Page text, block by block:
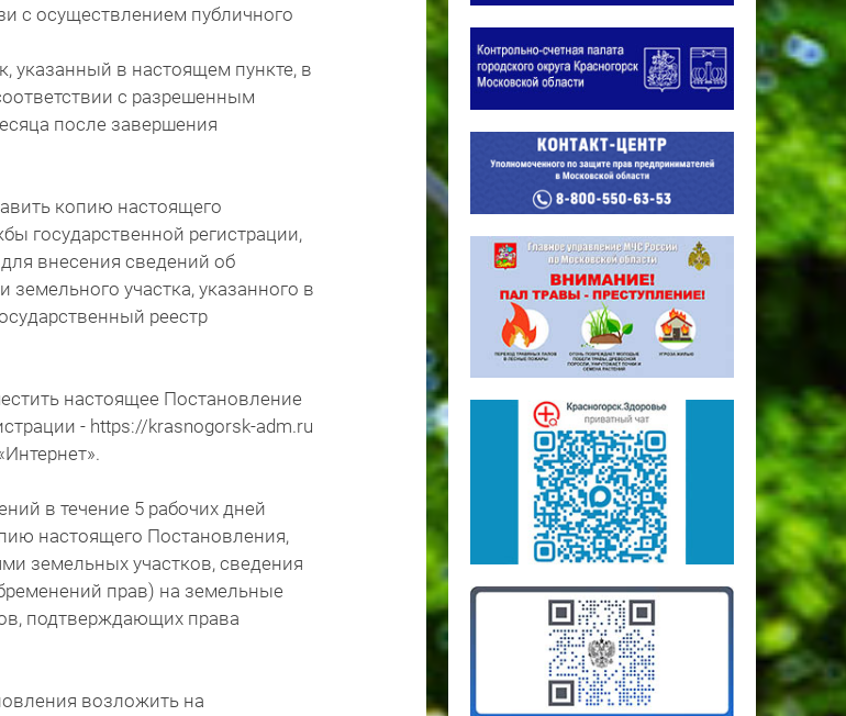
с осуществлением публичного
указанный в настоящем пункте, в
с разрешенным
после завершения
копию настоящего
государственной регистрации,
внесения сведений об
участка, указанного в
реестр
настоящее Постановление
- https://krasnogorsk-adm.ru
в течение 5 рабочих дней
настоящего Постановления,
земельных участков, сведения
прав) на земельные
подтверждающих права
возложить на